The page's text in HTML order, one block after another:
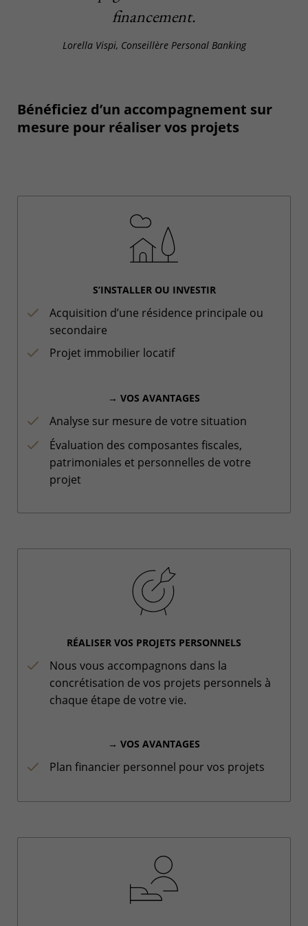
financement.
Lorella Vispi, Conseillère Personal Banking
Bénéficiez d’un accompagnement sur
mesure pour réaliser vos projets
S’INSTALLER OU INVESTIR
Acquisition d’une résidence principale ou
secondaire
Projet immobilier locatif
→ VOS AVANTAGES
Analyse sur mesure de votre situation
Évaluation des composantes fiscales,
patrimoniales et personnelles de votre
projet
RÉALISER VOS PROJETS PERSONNELS
Nous vous accompagnons dans la
concrétisation de vos projets personnels à
chaque étape de votre vie.
→ VOS AVANTAGES
Plan financier personnel pour vos projets